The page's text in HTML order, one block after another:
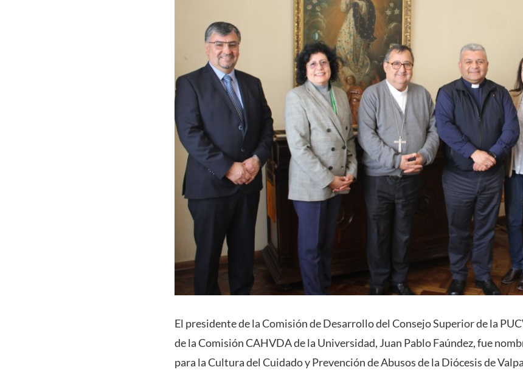
El presidente de la Comisión de Desarrollo del Consejo Superior de la
de la Comisión CAHVDA de la Universidad, Juan Pablo Faúndez, fue
para la Cultura del Cuidado y Prevención de Abusos de la Diócesis de